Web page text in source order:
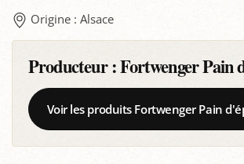
Origine : Alsace
Producteur :Fortwenger Pain
Voir les produits Fortwenger Pain